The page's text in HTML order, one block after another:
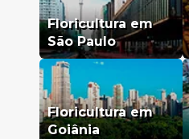
Floricultura em
São Paulo
Floricultura em
Goiânia